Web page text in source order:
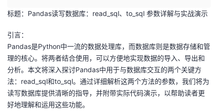
页
开
者
我
标题：Pandas读写数据库：read_sql、to_sql 参数详解与实战演示
引言：
Pandas是Python中一流的数据处理库，而数据库则是数据存储和管
理的核心。将两者结合使用，可以方便地实现数据的导入、导出和
分析。本文将深入探讨Pandas中用于与数据库交互的两个关键方
法：read_sql和to_sql。通过详细解析这两个方法的参数，我们将为
读写数据库提供清晰的指导，并附带实际代码演示，以帮助读者更
好地理解和运用这些功能。